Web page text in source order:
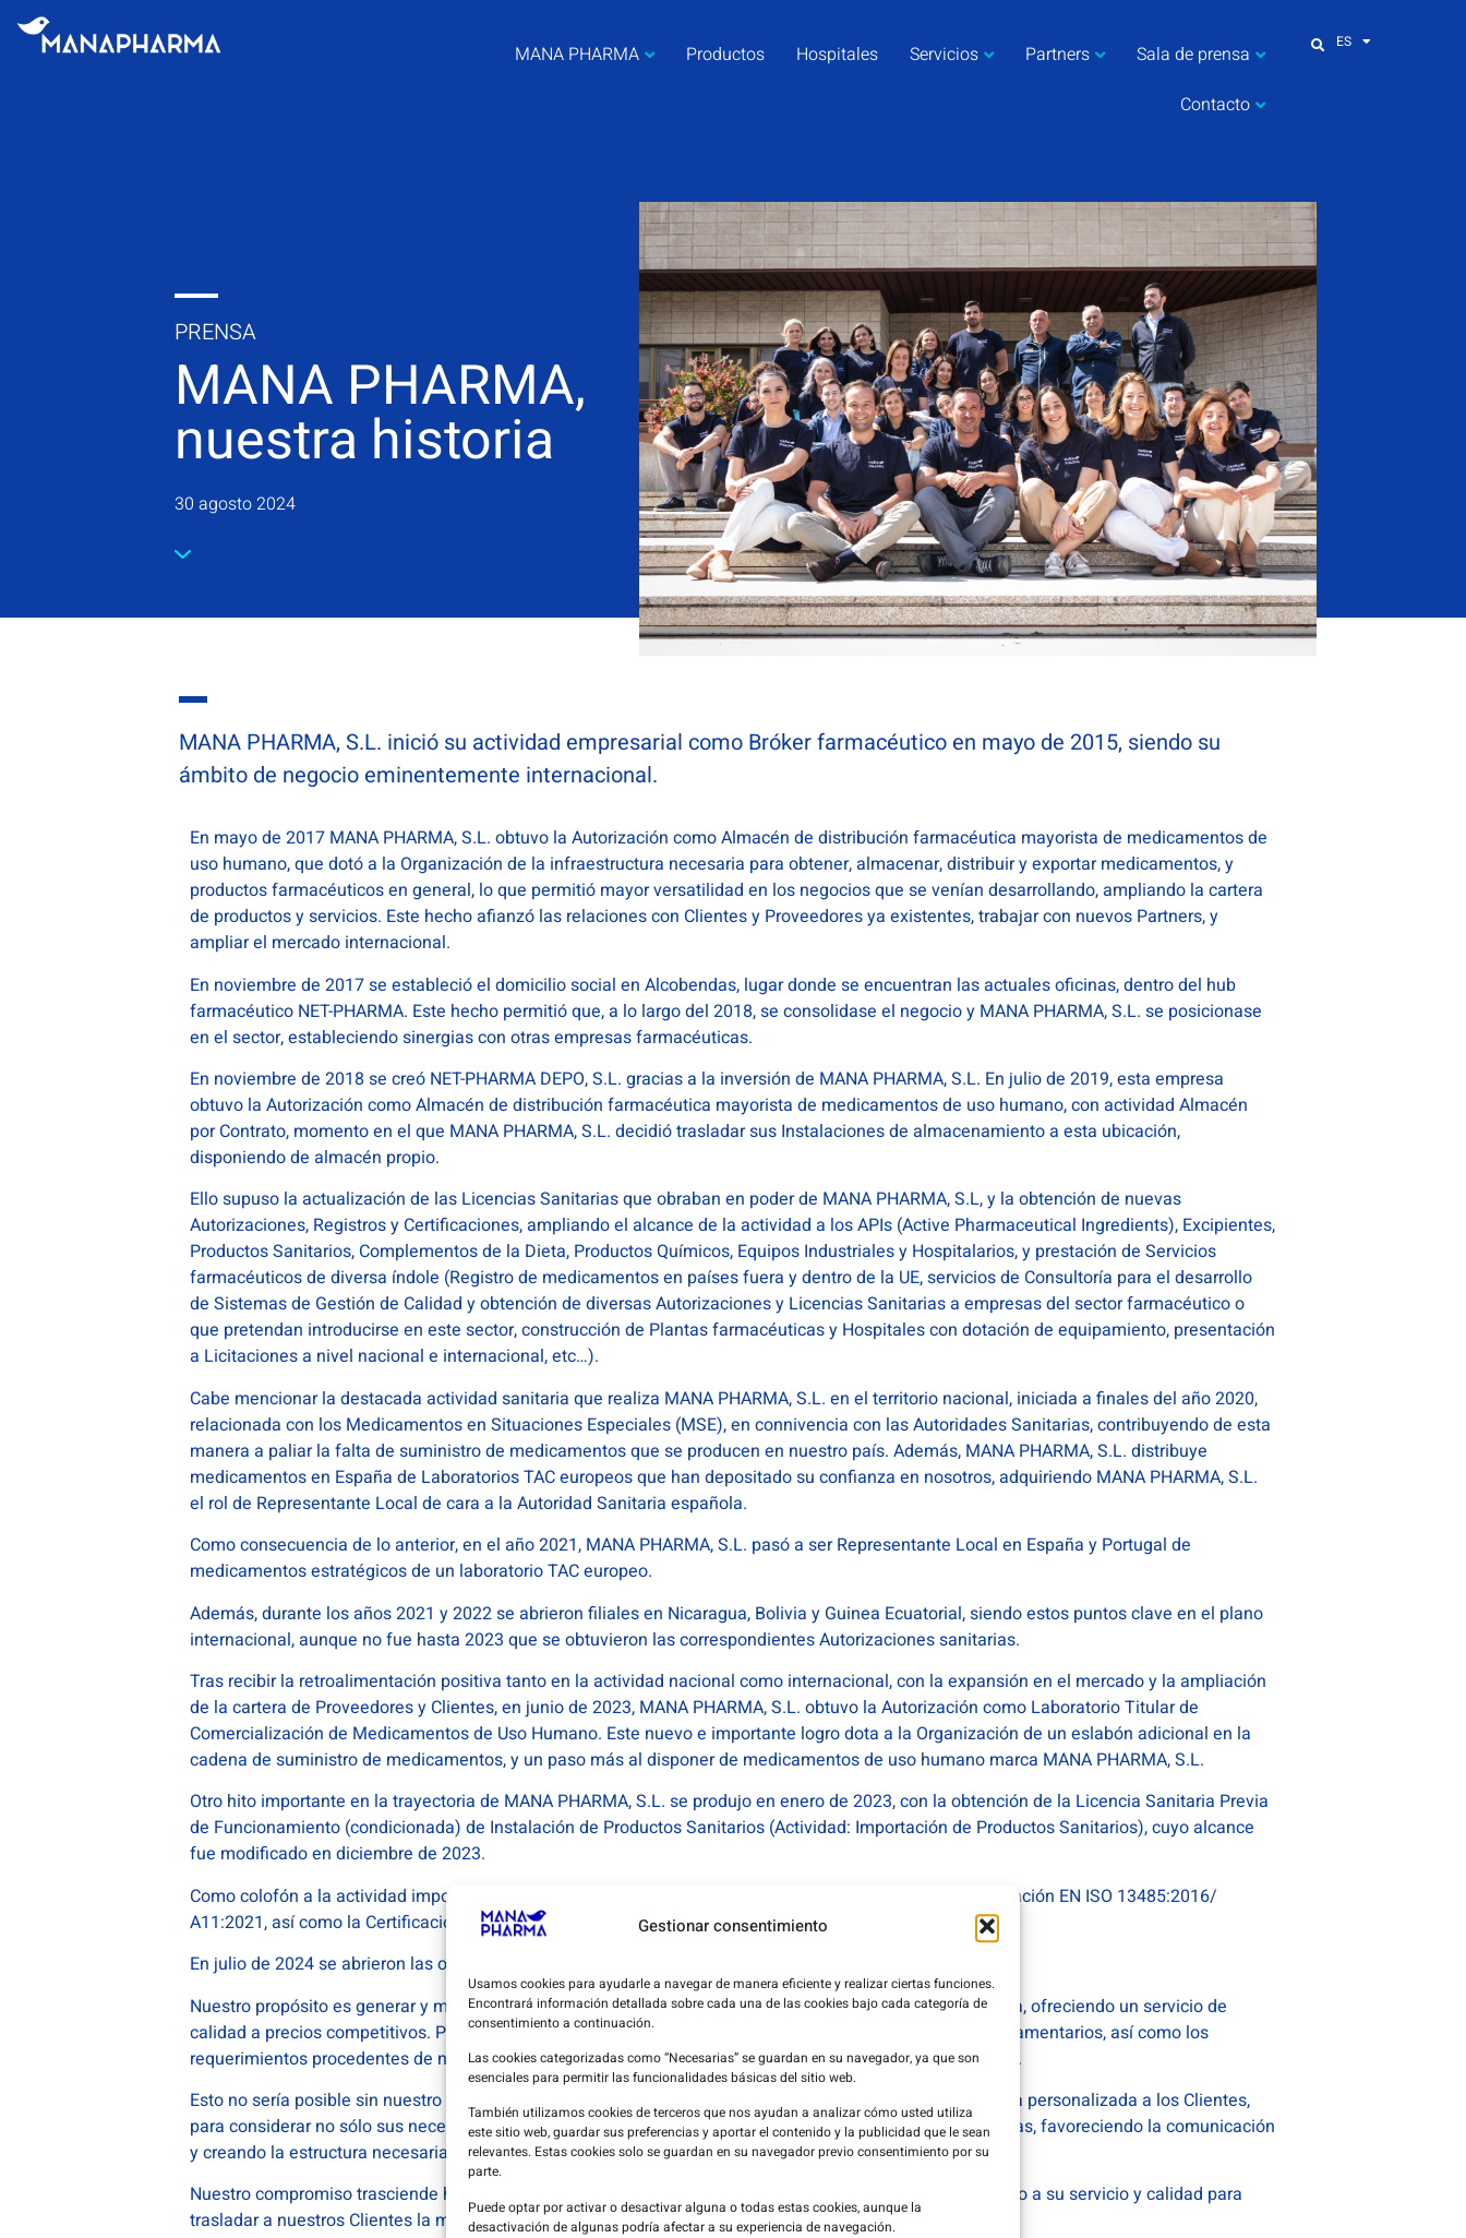
Gestionar consentimiento
Usamos cookies para ayudarle a navegar de manera eficiente y realizar ciertas funciones.
Encontrará información detallada sobre cada una de las cookies bajo cada categoría de
consentimiento a continuación.
Las cookies categorizadas como “Necesarias” se guardan en su navegador, ya que son
esenciales para permitir las funcionalidades básicas del sitio web.
También utilizamos cookies de terceros que nos ayudan a analizar cómo usted utiliza
este sitio web, guardar sus preferencias y aportar el contenido y la publicidad que le sean
relevantes. Estas cookies solo se guardan en su navegador previo consentimiento por su
parte.
Puede optar por activar o desactivar alguna o todas estas cookies, aunque la
desactivación de algunas podría afectar a su experiencia de navegación.
MANA PHARMA Productos Hospitales Servicios Partners
Sala de prensa
Contacto
ES
PRENSA
MANA PHARMA,
nuestra historia
30 agosto 2024
MANA PHARMA, S.L. inició su actividad empresarial como Bróker farmacéutico en mayo de 2015, siendo su
ámbito de negocio eminentemente internacional.
En mayo de 2017 MANA PHARMA, S.L. obtuvo la Autorización como Almacén de distribución farmacéutica mayorista de medicamentos de
uso humano, que dotó a la Organización de la infraestructura necesaria para obtener, almacenar, distribuir y exportar medicamentos, y
productos farmacéuticos en general, lo que permitió mayor versatilidad en los negocios que se venían desarrollando, ampliando la cartera
de productos y servicios. Este hecho afianzó las relaciones con Clientes y Proveedores ya existentes, trabajar con nuevos Partners, y
ampliar el mercado internacional.
En noviembre de 2017 se estableció el domicilio social en Alcobendas, lugar donde se encuentran las actuales oficinas, dentro del hub
farmacéutico NET-PHARMA. Este hecho permitió que, a lo largo del 2018, se consolidase el negocio y MANA PHARMA, S.L. se posicionase
en el sector, estableciendo sinergias con otras empresas farmacéuticas.
En noviembre de 2018 se creó NET-PHARMA DEPO, S.L. gracias a la inversión de MANA PHARMA, S.L. En julio de 2019, esta empresa
obtuvo la Autorización como Almacén de distribución farmacéutica mayorista de medicamentos de uso humano, con actividad Almacén
por Contrato, momento en el que MANA PHARMA, S.L. decidió trasladar sus Instalaciones de almacenamiento a esta ubicación,
disponiendo de almacén propio.
Ello supuso la actualización de las Licencias Sanitarias que obraban en poder de MANA PHARMA, S.L, y la obtención de nuevas
Autorizaciones, Registros y Certificaciones, ampliando el alcance de la actividad a los APIs (Active Pharmaceutical Ingredients), Excipientes,
Productos Sanitarios, Complementos de la Dieta, Productos Químicos, Equipos Industriales y Hospitalarios, y prestación de Servicios
farmacéuticos de diversa índole (Registro de medicamentos en países fuera y dentro de la UE, servicios de Consultoría para el desarrollo
de Sistemas de Gestión de Calidad y obtención de diversas Autorizaciones y Licencias Sanitarias a empresas del sector farmacéutico o
que pretendan introducirse en este sector, construcción de Plantas farmacéuticas y Hospitales con dotación de equipamiento, presentación
a Licitaciones a nivel nacional e internacional, etc…).
Cabe mencionar la destacada actividad sanitaria que realiza MANA PHARMA, S.L. en el territorio nacional, iniciada a finales del año 2020,
relacionada con los Medicamentos en Situaciones Especiales (MSE), en connivencia con las Autoridades Sanitarias, contribuyendo de esta
manera a paliar la falta de suministro de medicamentos que se producen en nuestro país. Además, MANA PHARMA, S.L. distribuye
medicamentos en España de Laboratorios TAC europeos que han depositado su confianza en nosotros, adquiriendo MANA PHARMA, S.L.
el rol de Representante Local de cara a la Autoridad Sanitaria española.
Como consecuencia de lo anterior, en el año 2021, MANA PHARMA, S.L. pasó a ser Representante Local en España y Portugal de
medicamentos estratégicos de un laboratorio TAC europeo.
Además, durante los años 2021 y 2022 se abrieron filiales en Nicaragua, Bolivia y Guinea Ecuatorial, siendo estos puntos clave en el plano
internacional, aunque no fue hasta 2023 que se obtuvieron las correspondientes Autorizaciones sanitarias.
Tras recibir la retroalimentación positiva tanto en la actividad nacional como internacional, con la expansión en el mercado y la ampliación
de la cartera de Proveedores y Clientes, en junio de 2023, MANA PHARMA, S.L. obtuvo la Autorización como Laboratorio Titular de
Comercialización de Medicamentos de Uso Humano. Este nuevo e importante logro dota a la Organización de un eslabón adicional en la
cadena de suministro de medicamentos, y un paso más al disponer de medicamentos de uso humano marca MANA PHARMA, S.L.
Otro hito importante en la trayectoria de MANA PHARMA, S.L. se produjo en enero de 2023, con la obtención de la Licencia Sanitaria Previa
de Funcionamiento (condicionada) de Instalación de Productos Sanitarios (Actividad: Importación de Productos Sanitarios), cuyo alcance
fue modificado en diciembre de 2023.
Como colofón a la actividad importadora de productos sanitarios, en julio de 2024 se obtuvieron la Certificación EN ISO 13485:2016/
A11:2021, así como la Certificación ISO 9001:2015.
En julio de 2024 se abrieron las oficinas MANA PHARMA China.
Nuestro propósito es generar y mantener relaciones sólidas con nuestros Clientes, basadas en la confianza, ofreciendo un servicio de
calidad a precios competitivos. Para ello nos comprometemos a cumplir todos los requisitos legales y reglamentarios, así como los
requerimientos procedentes de nuestros Clientes y Proveedores, o los que internamente hayamos suscrito.
Esto no sería posible sin nuestro valioso equipo humano, profesionales cualificados que atienden de forma personalizada a los Clientes,
para considerar no sólo sus necesidades actuales, sino para también adelantarse a sus futuras expectativas, favoreciendo la comunicación
y creando la estructura necesaria para la mejora continua.
Nuestro compromiso trasciende hasta nuestros Proveedores, que son seleccionados y evaluados en cuanto a su servicio y calidad para
trasladar a nuestros Clientes la máxima garantía.